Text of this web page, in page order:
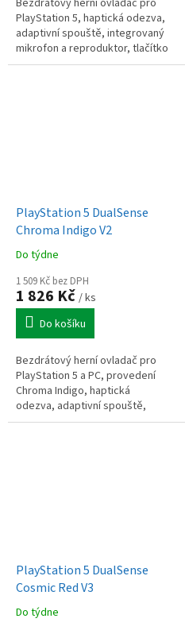
PlayStation 5, haptická odezva,
adaptivní spouště, integrovaný
mikrofon a reproduktor, tlačítko
Create, dotykový panel,
PlayStation 5 DualSense
Chroma Indigo V2
Do týdne
1 509 Kč bez DPH
1 826 Kč / ks
Do košíku
Bezdrátový herní ovladač pro
PlayStation 5 a PC, provedení
Chroma Indigo, haptická
odezva, adaptivní spouště,
integrovaný mikrofon a
PlayStation 5 DualSense
Cosmic Red V3
Do týdne